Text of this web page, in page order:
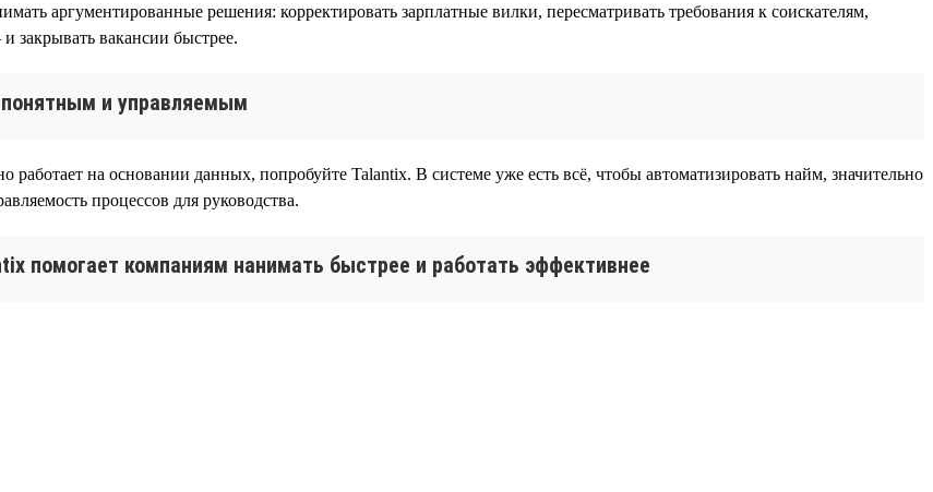
аргументированные решения: корректировать зарплатные вилки, пересматривать требования к соискателям,
закрывать вакансии быстрее.
и управляемым
на основании данных, попробуйте Talantix. В системе уже есть всё, чтобы автоматизировать найм, значительно
процессов для руководства.
помогает компаниям нанимать быстрее и работать эффективнее